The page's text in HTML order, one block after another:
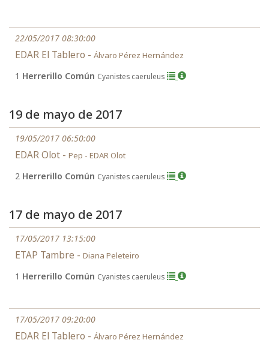
22/05/2017 08:30:00
EDAR El Tablero - Álvaro Pérez Hernández
1 Herrerillo Común Cyanistes caeruleus
19 de mayo de 2017
19/05/2017 06:50:00
EDAR Olot - Pep - EDAR Olot
2 Herrerillo Común Cyanistes caeruleus
17 de mayo de 2017
17/05/2017 13:15:00
ETAP Tambre - Diana Peleteiro
1 Herrerillo Común Cyanistes caeruleus
17/05/2017 09:20:00
EDAR El Tablero - Álvaro Pérez Hernández